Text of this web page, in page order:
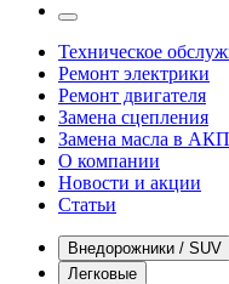
Техническое
Ремонт электрики
Ремонт двигателя
Замена сцепления
Замена масла в
О компании
Новости и акции
Статьи
Внедорожники / SUV
Легковые